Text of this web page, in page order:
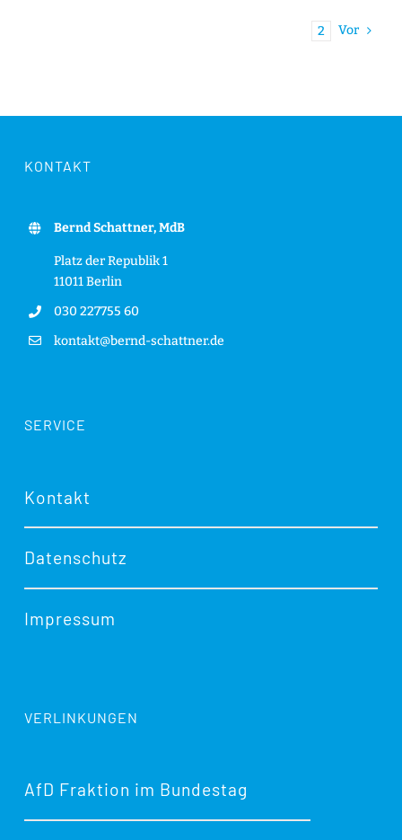
2 Vor
KONTAKT
Bernd Schattner, MdB
Platz der Republik 1
11011 Berlin
030 227755 60
kontakt@bernd-schattner.de
SERVICE
Kontakt
Datenschutz
Impressum
VERLINKUNGEN
AfD Fraktion im Bundestag